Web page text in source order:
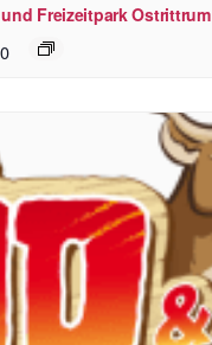
Freizeitpark Ostrittrum